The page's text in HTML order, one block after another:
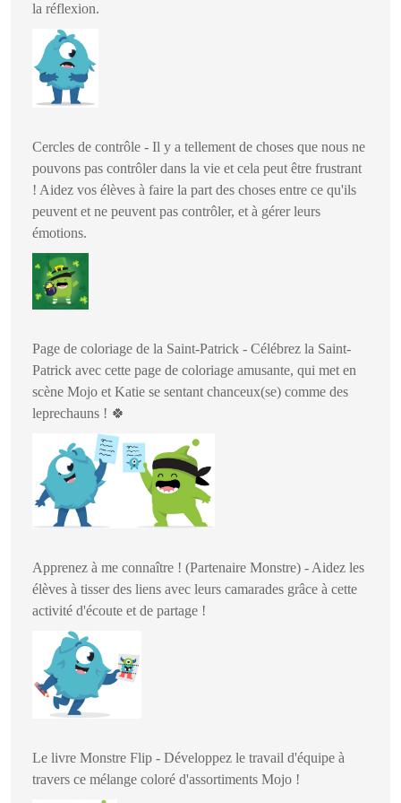
la réflexion.
Cercles de contrôle - Il y a tellement de choses que nous ne
pouvons pas contrôler dans la vie et cela peut être frustrant
! Aidez vos élèves à faire la part des choses entre ce qu'ils
peuvent et ne peuvent pas contrôler, et à gérer leurs
émotions.
Page de coloriage de la Saint-Patrick - Célébrez la Saint-
Patrick avec cette page de coloriage amusante, qui met en
scène Mojo et Katie se sentant chanceux(se) comme des
leprechauns ! 🍀
Apprenez à me connaître ! (Partenaire Monstre) - Aidez les
élèves à tisser des liens avec leurs camarades grâce à cette
activité d'écoute et de partage !
Le livre Monstre Flip - Développez le travail d'équipe à
travers ce mélange coloré d'assortiments Mojo !